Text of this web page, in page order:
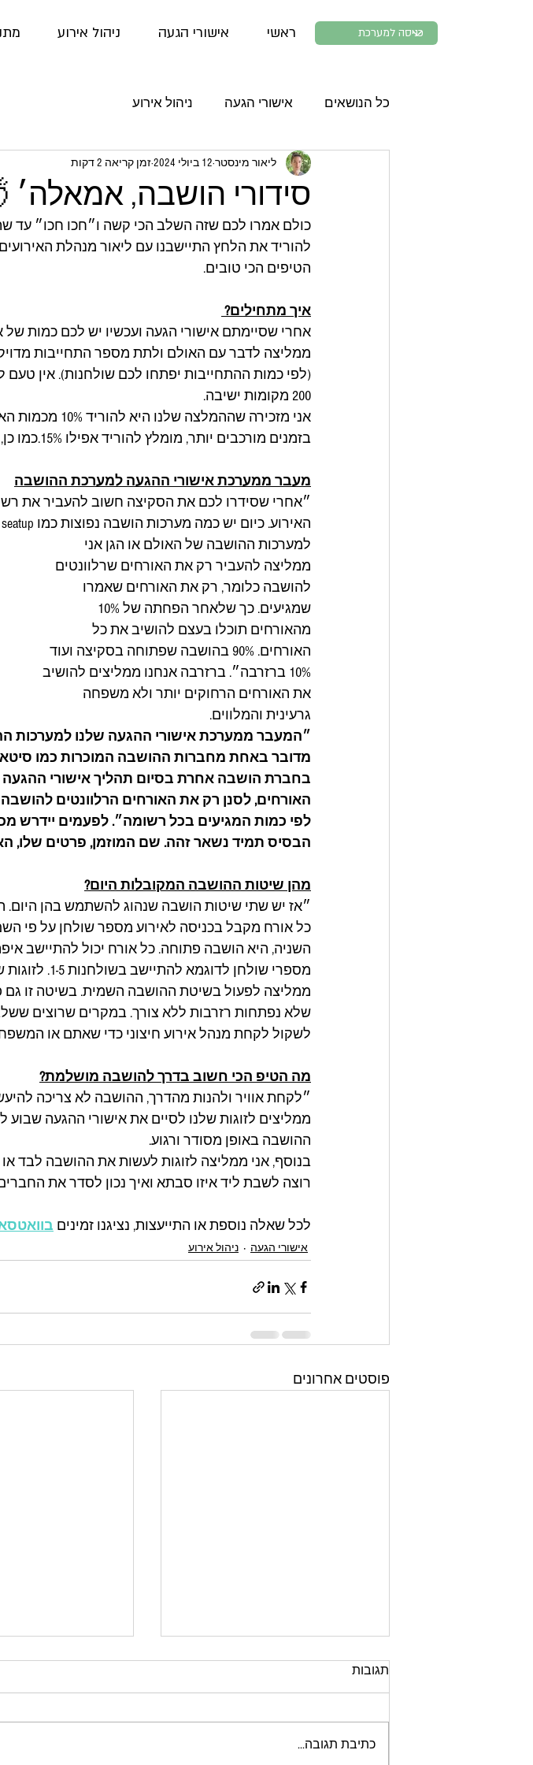
ראשי אישורי הגעה ניהול אירוע
כל הנושאים אישורי הגעה ניהול אירוע
סידורי הושבה, אמאלה׳
ליאור מינסטר 12 ביולי 2024 זמן קריאה 2 דקות
כולם אמרו לכם שזה השלב הכי קשה ו״חכו חכו״ עד
הטיפים הכי טובים.
איך מתחילים?
אחרי שסיימתם אישורי הגעה ועכשיו יש לכם כמות
ממליצה לדבר עם האולם ולתת מספר התחייבות
200 מקומות ישיבה.
אני מזכירה
בזמנים מורכבים יותר, מומלץ להוריד אפילו 15%.כמו כן, אין צורך לקחת את המתלבטים בחשבון״.
מעבר ממערכת אישורי ההגעה למערכת ההושבה
״אחרי שסידרו לכם את הסקיצה חשוב להעביר את
האירוע. כיום יש כמה מערכות הושבה נפוצות כמו i-plan, seatup ו-invite me.
למערכות ההושבה של האולם או הגן אני
ממליצה להעביר רק את האורחים שרלוונטים
להושבה כלומר, רק את האורחים שאמרו
מהאורחים תוכלו בעצם להושיב את כל
האורחים. 90% בהושבה שפתוחה בסקיצה ועוד
10% ברזרבה״. ברזרבה אנחנו ממליצים להושיב
את האורחים הרחוקים יותר ולא משפחה
גרעינית והמלווים.
״המעבר ממערכת אישורי ההגעה שלנו למערכות
מדובר באחת מחברות ההושבה המוכרות כמו סיטאפ,
בחברת הושבה אחרת בסיום תהליך אישורי ההגעה
האורחים, לסנן רק את האורחים הרלוונטים
לפי כמות המגיעים בכל רשומה״. לפעמים יידרש
הבסיס תמיד נשאר זהה. שם המוזמן, פרטים שלו,
מהן שיטות ההושבה המקובלות היום?
״אז יש שתי שיטות הושבה שנהוג להשתמש בהן
כל אורח מקבל בכניסה לאירוע מספר שולחן על פי
השניה, היא הושבה פתוחה. כל אורח יכול להתיישב
מספרי שולחן
ממליצה לפעול בשיטת ההושבה השמית. בשיטה זו גם
שלא נפתחות רזרבות ללא צורך. במקרים שרוצים
לשקול לקחת מנהל אירוע חיצוני כדי שאתם או
מה הטיפ הכי חשוב בדרך להושבה מושלמת?
״לקחת אוויר ולהנות מהדרך, ההושבה לא צריכה
ממליצים לזוגות שלנו לסיים את אישורי ההגעה שבוע
ההושבה באופן מסודר ורגוע.
בנוסף, אני ממליצה לזוגות לעשות את ההושבה לבד
רוצה לשבת ליד איזו סבתא ואיך נכון לסדר את
לכל שאלה נוספת או התייעצות, נציגנו זמינים
אישורי הגעה ניהול אירוע
פוסטים אחרונים
תגובות
כתיבת תגובה...